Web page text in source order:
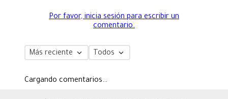
Por favor, inicia sesión para escribir un
comentario.
Más reciente Todos
Cargando comentarios…